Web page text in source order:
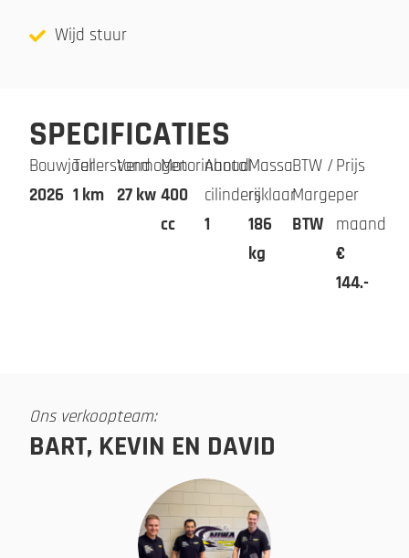
Wijd stuur
SPECIFICATIES
Bouwjaar
2026
Tellerstand
1 km
Vermogen
27 kw
Motorinhoud
400
cc
Aantal
cilinders
1
Massa
rijklaar
186
kg
BTW /
Marge
BTW
Prijs
per
maand
€
144.-
Ons verkoopteam:
BART, KEVIN EN DAVID